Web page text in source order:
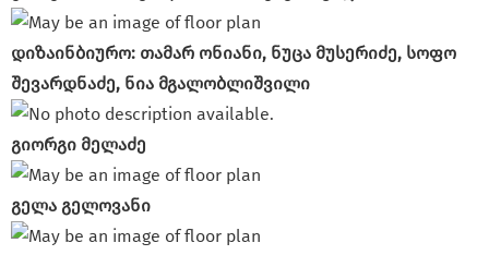
დიზაინბიურო: თამარ ონიანი, ნუცა მუსერიძე, სოფო
შევარდნაძე, ნია მგალობლიშვილი
გიორგი მელაძე
გელა გელოვანი